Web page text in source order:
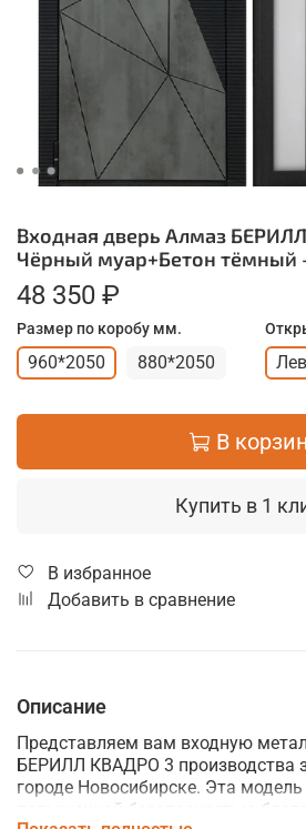
Входная дверь Алмаз
Чёрный муар+Бетон тёмный
48 350 ₽
Размер по коробу мм.
960*2050 880*2050
В
Купить в 1
В избранное
Добавить в сравнение
Описание
Представляем вам входную
БЕРИЛЛ КВАДРО 3 производства
городе Новосибирске. Эта
повышенной безопасностью